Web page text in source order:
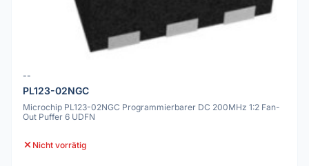
--
PL123-02NGC
Microchip PL123-02NGC Programmierbarer DC 200MHz 1:2 Fan-
Out Puffer 6 UDFN
Nicht vorrätig